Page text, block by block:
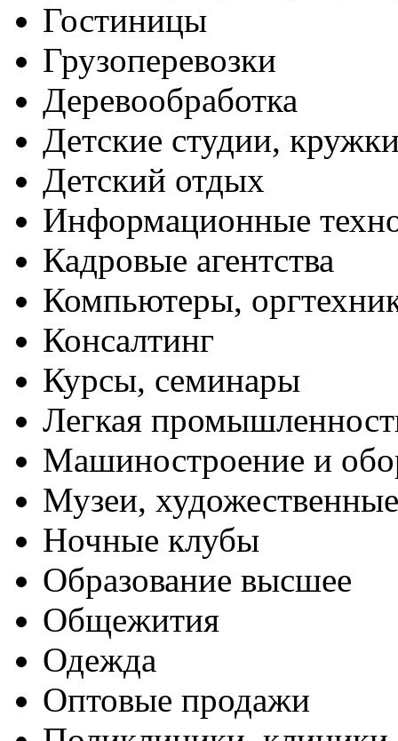
Гостиницы
Грузоперевозки
Деревообработка
Детские студии,
Детский отдых
Информационные
Кадровые агентства
Компьютеры,
Консалтинг
Курсы, семинары
Легкая
Машиностроение и
Музеи,
Ночные клубы
Образование высшее
Общежития
Одежда
Оптовые продажи